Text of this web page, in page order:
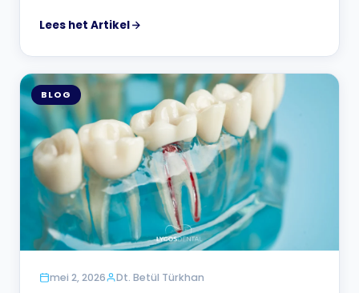
Lees het Artikel
BLOG
mei 2, 2026 Dt. Betül Türkhan